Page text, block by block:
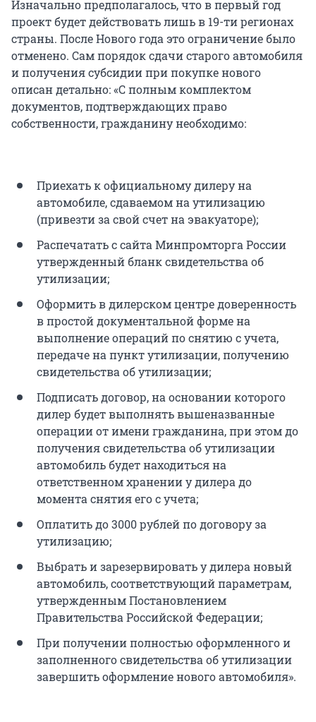
Изначально предполагалось, что в первый год
проект будет действовать лишь в 19-ти регионах
страны. После Нового года это ограничение было
отменено. Сам порядок сдачи старого автомобиля
и получения субсидии при покупке нового
описан детально: «С полным комплектом
документов, подтверждающих право
собственности, гражданину необходимо:
Приехать к официальному дилеру на
автомобиле, сдаваемом на утилизацию
(привезти за свой счет на эвакуаторе);
Распечатать с сайта Минпромторга России
утвержденный бланк свидетельства об
утилизации;
Оформить в дилерском центре доверенность
в простой документальной форме на
выполнение операций по снятию с учета,
передаче на пункт утилизации, получению
свидетельства об утилизации;
Подписать договор, на основании которого
дилер будет выполнять вышеназванные
операции от имени гражданина, при этом до
получения свидетельства об утилизации
автомобиль будет находиться на
ответственном хранении у дилера до
момента снятия его с учета;
Оплатить до 3000 рублей по договору за
утилизацию;
Выбрать и зарезервировать у дилера новый
автомобиль, соответствующий параметрам,
утвержденным Постановлением
Правительства Российской Федерации;
При получении полностью оформленного и
заполненного свидетельства об утилизации
завершить оформление нового автомобиля».